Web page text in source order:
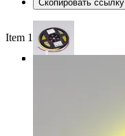
Скопировать ссылку
Item 1 of 3